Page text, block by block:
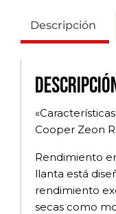
Descripción
Cooper Zeon
Rendimiento
llanta está
rendimiento
secas como